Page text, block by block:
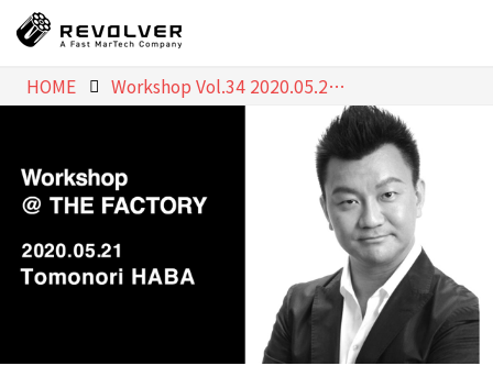
HOME Workshop Vol.34 2020.05.21 - 株式会社CRI・ミドルウェア インターネット事業部長 / CRIWAREエヴァンジェリスト 幅 朝徳氏『5Gで大注目！ “売れてる”オウンドメディアの動画活用術』